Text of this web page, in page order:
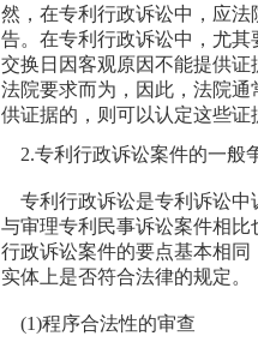
然，在专利行政诉讼中，应
告。在专利行政诉讼中，尤
交换日因客观原因不能提供
法院要求而为，因此，法院
供证据的，则可以认定这些证
2.专利行政诉讼案件的一般
专利行政诉讼是专利诉讼
与审理专利民事诉讼案件相
行政诉讼案件的要点基本相
实体上是否符合法律的规定。
(1)程序合法性的审查